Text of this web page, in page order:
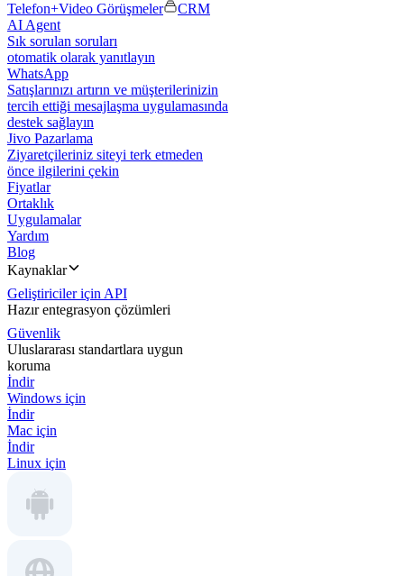
Telefon+Video Görüşmeler
CRM
AI Agent
Sık sorulan soruları
otomatik olarak yanıtlayın
WhatsApp
Satışlarınızı artırın ve müşterilerinizin
tercih ettiği mesajlaşma uygulamasında
destek sağlayın
Jivo Pazarlama
Ziyaretçileriniz siteyi terk etmeden
önce ilgilerini çekin
Fiyatlar
Ortaklık
Uygulamalar
Yardım
Blog
Kaynaklar
Geliştiriciler için API
Hazır entegrasyon çözümleri
Güvenlik
Uluslararası standartlara uygun
koruma
İndir
Windows için
İndir
Mac için
İndir
Linux için